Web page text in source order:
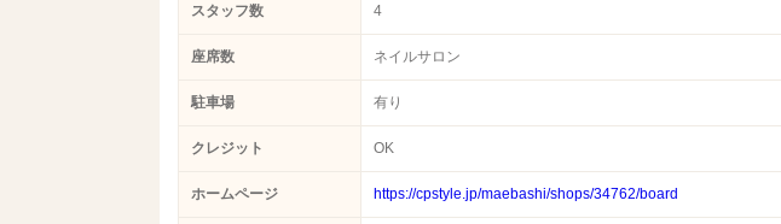
スタッフ数 4
座席数 ネイルサロン
駐車場 有り
クレジット OK
ホームページ https://cpstyle.jp/maebashi/shops/34762/board